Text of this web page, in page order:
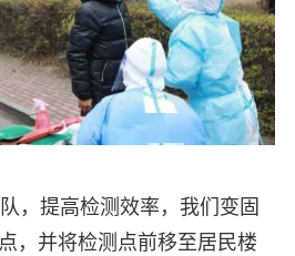
，提高检测效率，我们变固
，并将检测点前移至居民楼